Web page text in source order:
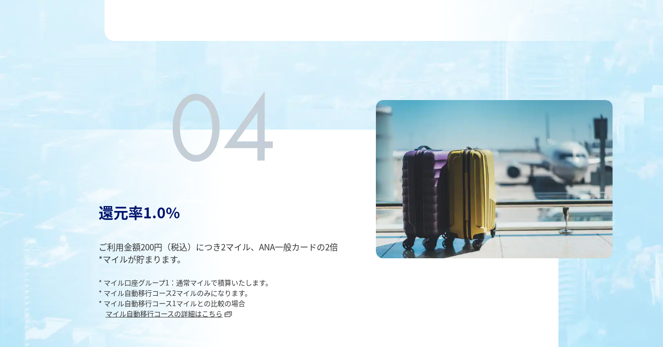
還元率1.0%
ご利用金額200円（税込）につき2マイル、ANA一般カードの2倍
*マイルが貯まります。
* マイル口座グループ1：通常マイルで積算いたします。
* マイル自動移行コース2マイルのみになります。
* マイル自動移行コース1マイルとの比較の場合
マイル自動移行コースの詳細はこちら